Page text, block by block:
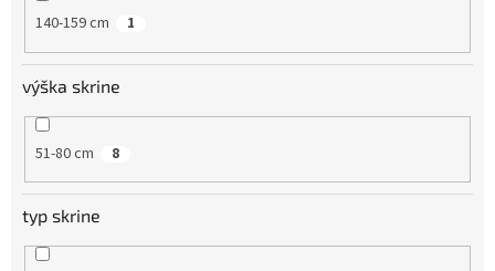
140-159 cm 1
výška skrine
51-80 cm 8
typ skrine